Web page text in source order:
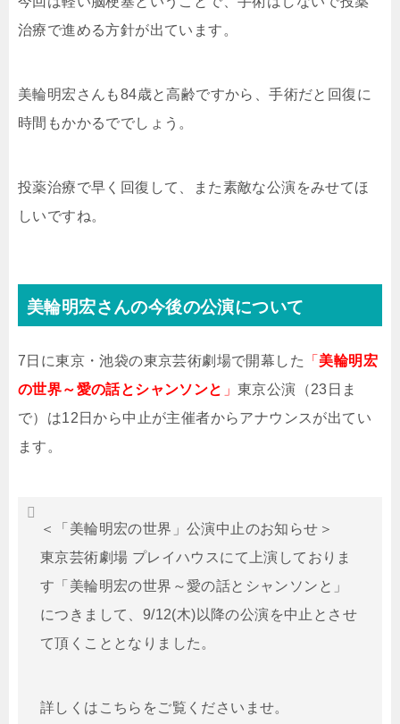
治療で進める方針が出ています。
美輪明宏さんも84歳と高齢ですから、手術だと回復に
時間もかかるででしょう。
投薬治療で早く回復して、また素敵な公演をみせてほ
しいですね。
美輪明宏さんの今後の公演について
7日に東京・池袋の東京芸術劇場で開幕した 「 美輪明宏
の世界～愛の話とシャンソンと 」東京公演（23日ま
で）は12日から中止が主催者からアナウンスが出てい
ます。
＜「美輪明宏の世界」公演中止のお知らせ＞
東京芸術劇場 プレイハウスにて上演しておりま
す「美輪明宏の世界～愛の話とシャンソンと」
につきまして、9/12(木)以降の公演を中止とさせ
て頂くこととなりました。
詳しくはこちらをご覧くださいませ。